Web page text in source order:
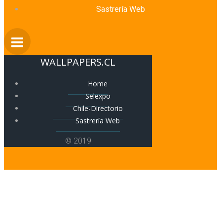
Sastrería Web
WALLPAPERS.CL
Home
Selexpo
Chile-Directorio
Sastrería Web
© 2019